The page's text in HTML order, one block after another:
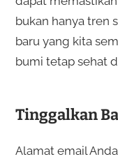
bukan hanya tren
baru yang kita
bumi tetap sehat
Tinggalkan
Alamat email